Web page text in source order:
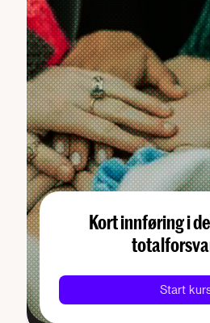
Kort innføring i
Start